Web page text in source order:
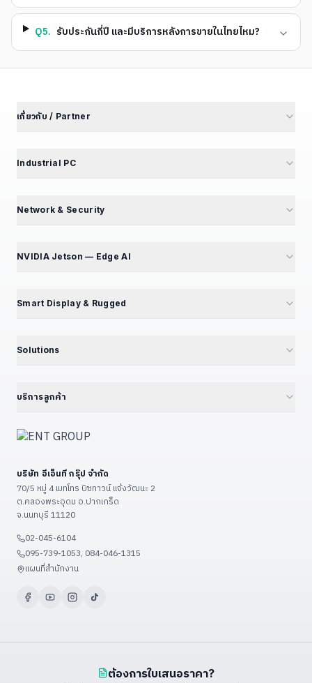
Q5. รับประกันกี่ปี และมีบริการหลังการขายในไทยไหม?
เกี่ยวกับ / Partner
นักลงทุนสัมพันธ์
ร่วมงานกับเรา — เปิดรับ 5 ตำแหน่ง
Industrial PC
Mini PC — Office & SME
UPC Series — LEGO Modular
Network & Security
GT194L — 2.5G Best Seller
IPC090 — Xeon 10G SFP+
NVIDIA Jetson — Edge AI
📦 แคตตาล็อกผลิตภัณฑ์
Developer Kits
Professional Graphics Card
ดูเพิ่มเติม (+7)
Smart Display & Rugged
15.6" Floor Kiosk (KD156B)
23.8" Wall-Mount Kiosk
27" – 32" Conference
ดูเพิ่มเติม (+13)
Solutions
Smart Factory 4.0
Government — ราชการ/รัฐวิสาหกิจ
Restaurant & POS / KIOSK
Food Factory — โรงงานอาหาร
ดูเพิ่มเติม (+9)
บริการลูกค้า
ลงทะเบียนสินค้า
เงื่อนไขรับประกัน
วิธีชำระเงิน
ติดต่อเรา / แผนที่
ดูเพิ่มเติม (+3)
บริษัท อีเอ็นที กรุ๊ป จำกัด
70/5 หมู่ 4 เมทโทร บิซทาวน์ แจ้งวัฒนะ 2
ต.คลองพระอุดม อ.ปากเกร็ด
จ.นนทบุรี 11120
02-045-6104
095-739-1053, 084-046-1315
แผนที่สำนักงาน
ต้องการใบเสนอราคา?